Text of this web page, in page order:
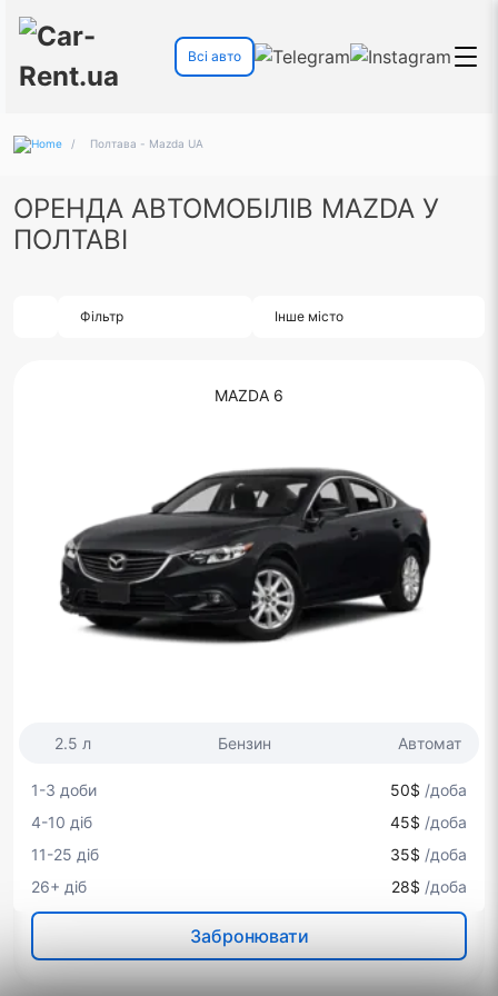
Всі авто
/ Полтава - Mazda UA
ОРЕНДА АВТОМОБІЛІВ MAZDA У
ПОЛТАВІ
Фільтр Інше місто
MAZDA 6
2.5 л Бензин Автомат
1-3 доби 50$ /доба
4-10 діб
45$ /доба
11-25 діб
35$ /доба
26+ діб
28$ /доба
Забронювати